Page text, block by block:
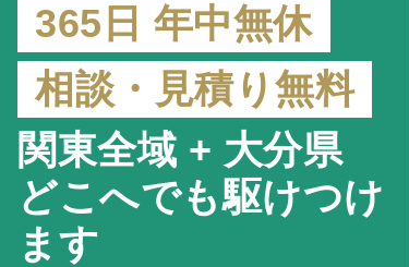
365日 年中無休
相談・見積り無料
関東全域 + 大分県
どこへでも駆けつけ
ます